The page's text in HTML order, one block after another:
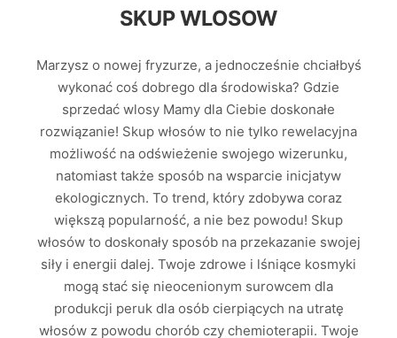
SKUP WLOSOW
Marzysz o nowej fryzurze, a jednocześnie chciałbyś
wykonać coś dobrego dla środowiska? Gdzie
sprzedać wlosy Mamy dla Ciebie doskonałe
rozwiązanie! Skup włosów to nie tylko rewelacyjna
możliwość na odświeżenie swojego wizerunku,
natomiast także sposób na wsparcie inicjatyw
ekologicznych. To trend, który zdobywa coraz
większą popularność, a nie bez powodu! Skup
włosów to doskonały sposób na przekazanie swojej
siły i energii dalej. Twoje zdrowe i lśniące kosmyki
mogą stać się nieocenionym surowcem dla
produkcji peruk dla osób cierpiących na utratę
włosów z powodu chorób czy chemioterapii. Twoje